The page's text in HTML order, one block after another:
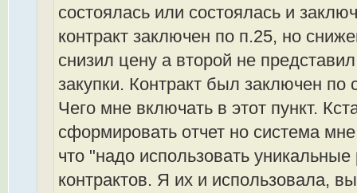
состоялась или состоялась и
контракт заключен по п.25, но
снизил цену а второй не
закупки. Контракт был заключен
Чего мне включать в этот пункт.
сформировать отчет но система
что "надо использовать
контрактов. Я их и использовала,